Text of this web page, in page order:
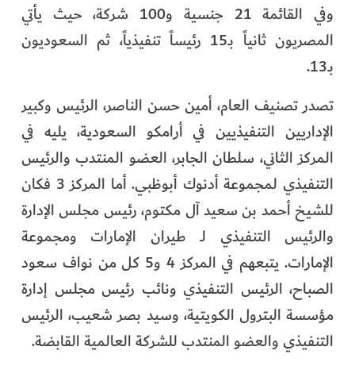
وفي القائمة 21 جنسية و100 شركة، حيث يأتي
المصريون ثانياً بـ15 رئيساً تنفيذياً، ثم السعوديون
بـ13.
تصدر تصنيف العام، أمين حسن الناصر، الرئيس وكبير
الإداريين التنفيذيين في أرامكو السعودية، يليه في
المركز الثاني، سلطان الجابر، العضو المنتدب والرئيس
التنفيذي لمجموعة أدنوك أبوظبي. أما المركز 3 فكان
للشيخ أحمد بن سعيد آل مكتوم، رئيس مجلس الإدارة
والرئيس التنفيذي لـ طيران الإمارات ومجموعة
الإمارات. يتبعهم في المركز 4 و5 كل من نواف سعود
الصباح، الرئيس التنفيذي ونائب رئيس مجلس إدارة
مؤسسة البترول الكويتية، وسيد بصر شعيب، الرئيس
التنفيذي والعضو المنتدب للشركة العالمية القابضة.